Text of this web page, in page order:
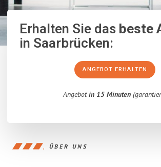
Erhalten Sie dasbeste
in Saarbrücken:
ANGEBOT ERHALTEN
Angebotin 15 Minuten
ÜBER UNS